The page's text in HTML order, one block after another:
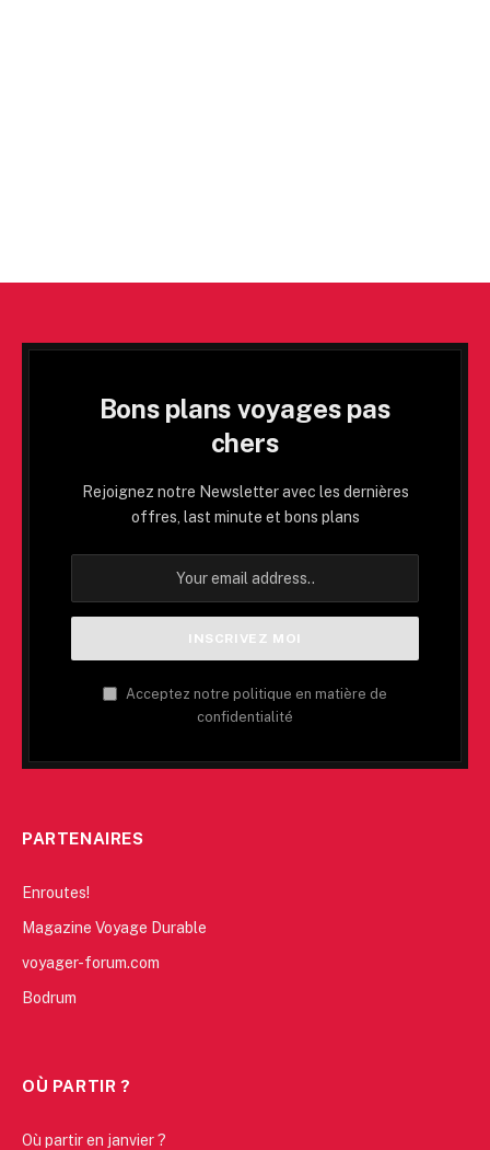
Bons plans voyages pas
chers
Rejoignez notre Newsletter avec les dernières
offres, last minute et bons plans
Acceptez notre politique en matière de
confidentialité
PARTENAIRES
Enroutes!
Magazine Voyage Durable
voyager-forum.com
Bodrum
OÙ PARTIR ?
Où partir en janvier ?